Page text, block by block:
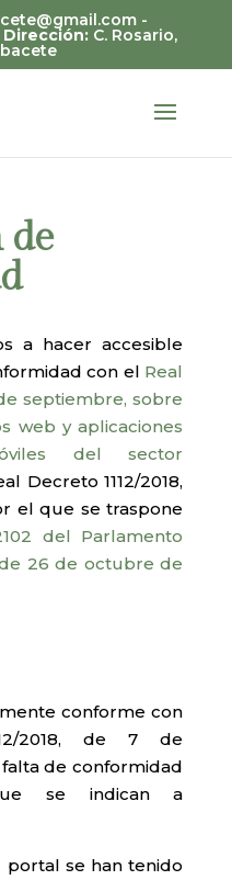
-
Dirección:C. Rosario,
de
a hacer accesible
con el Real
septiembre, sobre
web y aplicaciones
del sector
Decreto 1112/2018,
el que se traspone
del Parlamento
26 de octubre de
conforme con
2018, de 7 de
de conformidad
se indican a
portal se han tenido